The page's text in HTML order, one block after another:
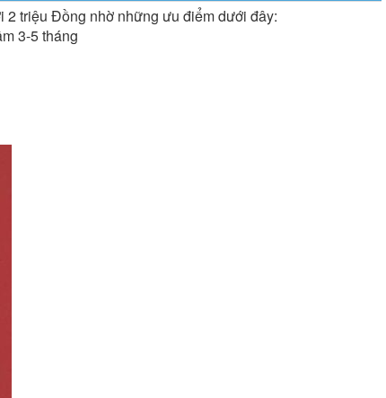
2 triệu Đồng nhờ những ưu điểm dưới đây:
3-5 tháng